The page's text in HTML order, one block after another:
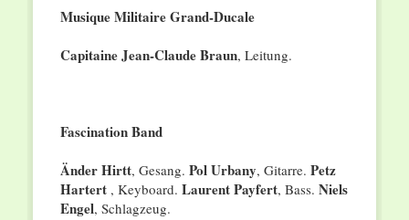
Musique Militaire Grand-Ducale
Capitaine Jean-Claude Braun, Leitung.
Fascination Band
Änder Hirtt, Gesang. Pol Urbany, Gitarre. Petz
Hartert, Keyboard. LaurentPayfert, Bass. Niels
Engel, Schlagzeug.